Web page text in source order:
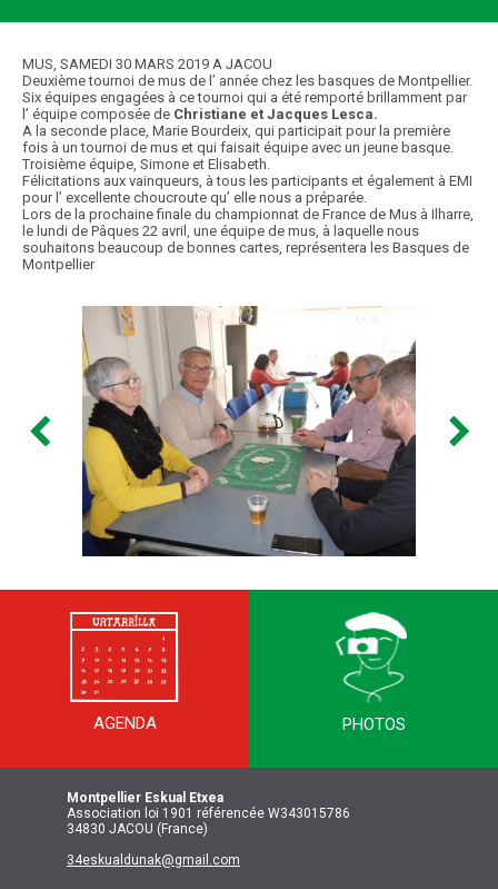
MUS, SAMEDI 30 MARS 2019 A JACOU
Deuxième tournoi de mus de l’ année chez les basques de Montpellier.
Six équipes engagées à ce tournoi qui a été remporté brillamment par
l’ équipe composée de Christiane et Jacques Lesca.
A la seconde place, Marie Bourdeix, qui participait pour la première
fois à un tournoi de mus et qui faisait équipe avec un jeune basque.
Troisième équipe, Simone et Elisabeth.
Félicitations aux vainqueurs, à tous les participants et également à EMI
pour l’ excellente choucroute qu’ elle nous a préparée.
Lors de la prochaine finale du championnat de France de Mus à Ilharre,
le lundi de Pâques 22 avril, une équipe de mus, à laquelle nous
souhaitons beaucoup de bonnes cartes, représentera les Basques de
Montpellier
AGENDA PHOTOS
Montpellier Eskual Etxea
Association loi 1901 référencée W343015786
34830 JACOU (France)
34eskualdunak@gmail.com